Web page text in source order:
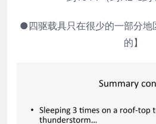
●四驱载具只在很少的一部分
的】